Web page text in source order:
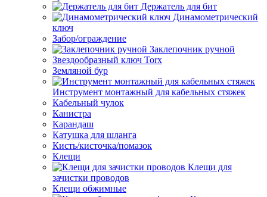
Держатель для бит
Динамометрический
ключ
Забор/ограждение
Заклепочник ручной
Звездообразный ключ Torx
Земляной бур
Инструмент монтажный для кабельных стяжек
Кабельный чулок
Канистра
Карандаш
Катушка для шланга
Кисть/кисточка/помазок
Клещи
Клещи для
зачистки проводов
Клещи обжимные